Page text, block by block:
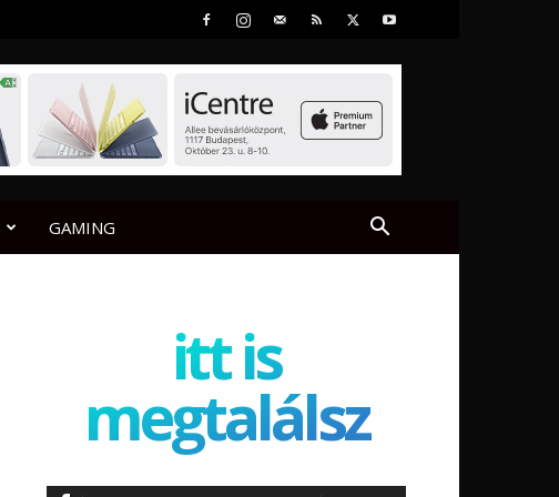
GAMING
itt is
megtalálsz